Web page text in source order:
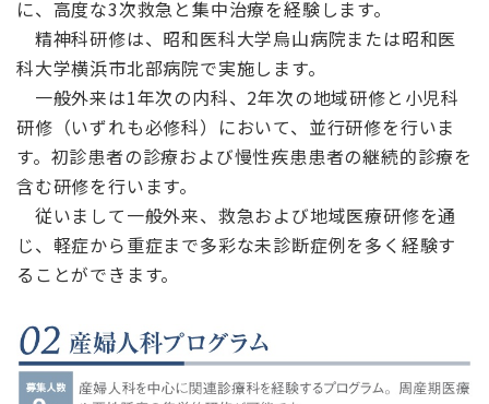
に、高度な3次救急と集中治療を経験します。
精神科研修は、昭和医科大学烏山病院または昭和医
科大学横浜市北部病院で実施します。
一般外来は1年次の内科、2年次の地域研修と小児科
研修（いずれも必修科）において、並行研修を行いま
す。初診患者の診療および慢性疾患患者の継続的診療を
含む研修を行います。
従いまして一般外来、救急および地域医療研修を通
じ、軽症から重症まで多彩な未診断症例を多く経験す
ることができます。